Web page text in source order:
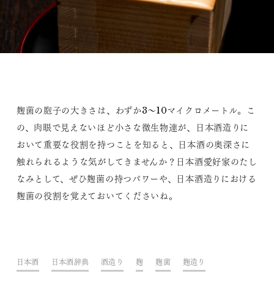
麹菌の胞子の大きさは、わずか3～10マイクロメートル。こ
の、肉眼で見えないほど小さな微生物達が、日本酒造りに
おいて重要な役割を持つことを知ると、日本酒の奥深さに
触れられるような気がしてきませんか？日本酒愛好家のたし
なみとして、ぜひ麹菌の持つパワーや、日本酒造りにおける
麹菌の役割を覚えておいてくださいね。
日本酒 日本酒辞典 酒造り 麹 麹菌 麹造り